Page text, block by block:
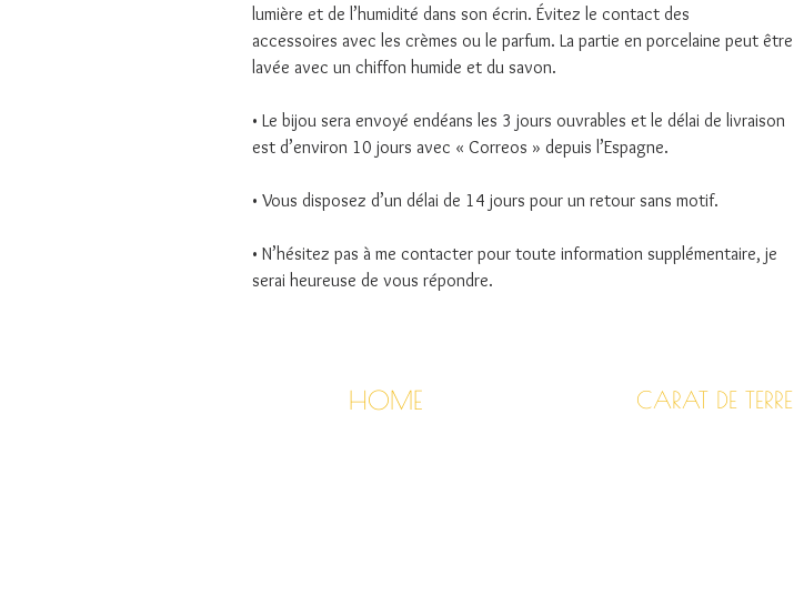
lumière et de l’humidité dans son écrin. Évitez le contact des
accessoires avec les crèmes ou le parfum. La partie en porcelaine peut être
lavée avec un chiffon humide et du savon.
• Le bijou sera envoyé endéans les 3 jours ouvrables et le délai de livraison
est d’environ 10 jours avec « Correos » depuis l’Espagne.
• Vous disposez d’un délai de 14 jours pour un retour sans motif.
• N’hésitez pas à me contacter pour toute information supplémentaire, je
serai heureuse de vous répondre.
HOME CARAT DE TERRE